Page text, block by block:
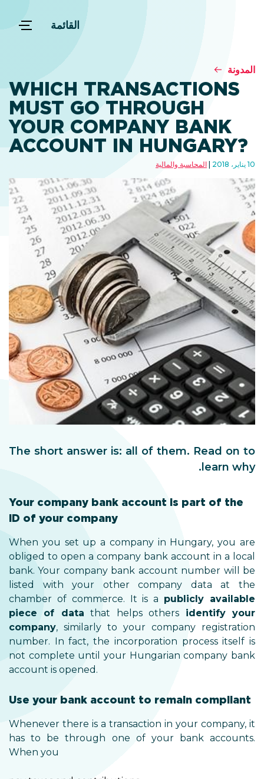
القائمة
المدونة
WHICH TRANSACTIONS
MUST GO THROUGH
YOUR COMPANY BANK
ACCOUNT IN HUNGARY?
10 يناير، 2018 المحاسبة والمالية
The short answer is: all of them. Read on to
learn why.
Your company bank account is part of the
ID of your company
When you set up a company in Hungary, you are
obliged to open a company bank account in a local
bank. Your company bank account number will be
listed with your other company data at the
chamber of commerce. It is a publicly available
piece of data that helps others identify your
company, similarly to your company registration
number. In fact, the incorporation process itself is
not complete until your Hungarian company bank
account is opened.
Use your bank account to remain compliant
Whenever there is a transaction in your company, it
has to be through one of your bank accounts.
When you